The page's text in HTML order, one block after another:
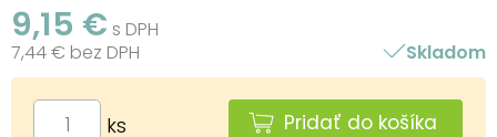
9,15 € s DPH
7,44 € bez DPH
Skladom
ks Pridať do košíka